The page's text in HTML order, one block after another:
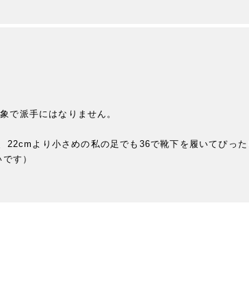
で派手にはなりません。
より小さめの私の足でも36で靴下を履いてぴった
す）